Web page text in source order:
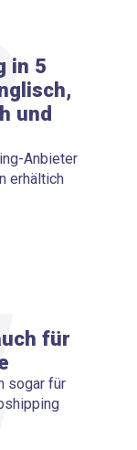
in 5
und
Anbieter
erhältich
für
sogar für